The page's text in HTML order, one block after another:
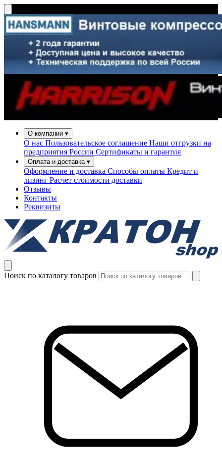
О компании ▾
О нас Пользовательское соглашение Наши отгрузки на
предприятия России Сертификаты и гарантия
Оплата и доставка ▾
Оформление и доставка Способы оплаты Кредит и
лизинг Расчет стоимости доставки
Отзывы
Контакты
Реквизиты
Поиск по каталогу товаров